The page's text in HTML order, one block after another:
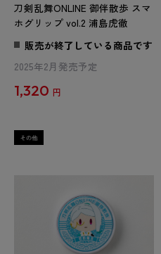
刀剣乱舞ONLINE 御伴散歩 スマ
ホグリップ vol.2 浦島虎徹
販売が終了している商品です
2025年2月発売予定
1,320 円